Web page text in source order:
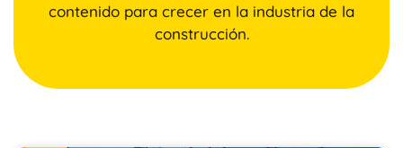
contenido para crecer en la industria de la
construcción.